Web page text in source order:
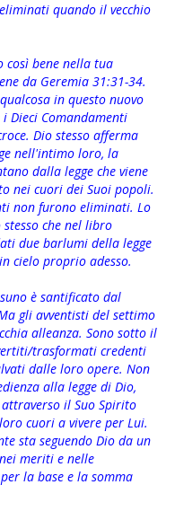
quando il vecchio
così bene nella tua
da Geremia 31:31-34.
in questo nuovo
Dieci Comandamenti
Dio stesso afferma
nell'intimo loro, la
dalla legge che viene
nei cuori dei Suoi popoli.
non furono eliminati. Lo
che nel libro
due barlumi della legge
cielo proprio adesso.
è santificato dal
gli avventisti del settimo
alleanza. Sono sotto il
trasformati credenti
dalle loro opere. Non
alla legge di Dio,
il Suo Spirito
cuori a vivere per Lui.
sta seguendo Dio da un
meriti e nelle
la base e la somma